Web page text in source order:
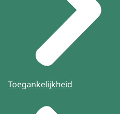
Toegankelijkheid